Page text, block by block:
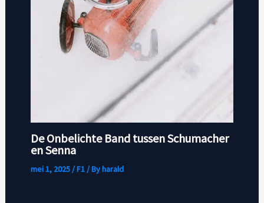
De Onbelichte Band tussen Schumacher
en Senna
mei 1, 2025 /F1/ Byharald